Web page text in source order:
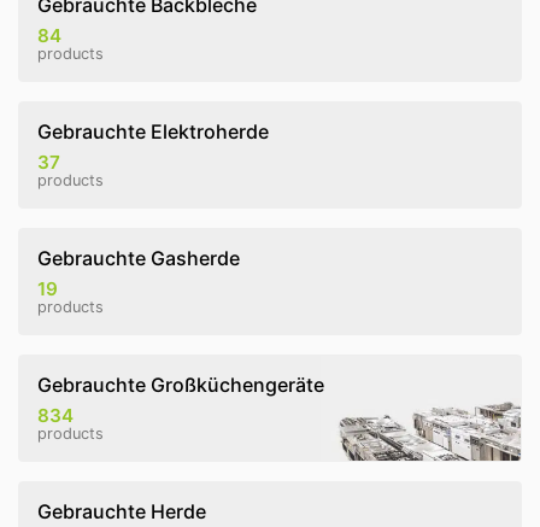
Gebrauchte Backbleche
84
products
Gebrauchte Elektroherde
37
products
Gebrauchte Gasherde
19
products
Gebrauchte Großküchengeräte
834
products
Gebrauchte Herde